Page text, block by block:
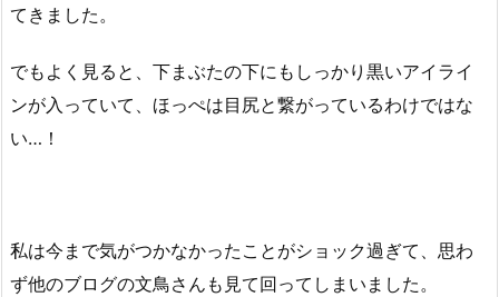
てきました。
でもよく見ると、下まぶたの下にもしっかり黒いアイライ
ンが入っていて、ほっぺは目尻と繋がっているわけではな
い…！
私は今まで気がつかなかったことがショック過ぎて、思わ
ず他のブログの文鳥さんも見て回ってしまいました。